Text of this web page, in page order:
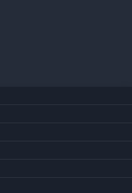
Knopen